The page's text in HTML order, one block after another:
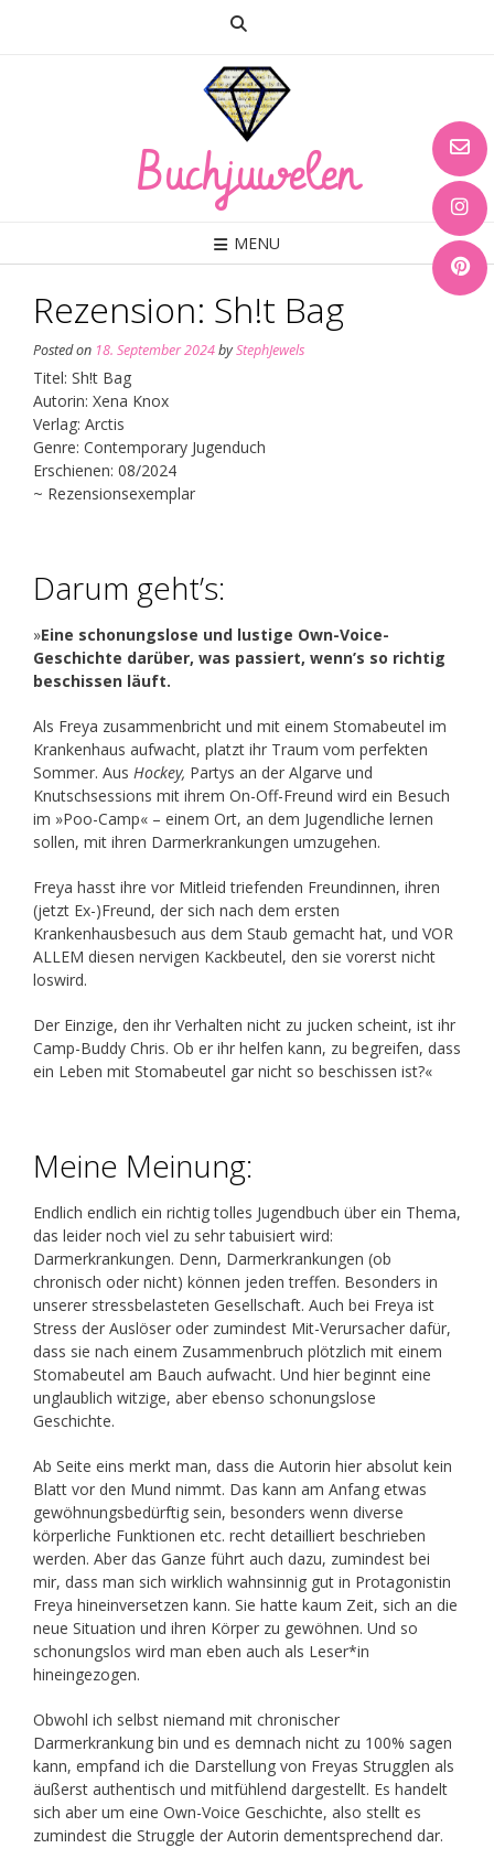
Buchjuwelen
MENU
Rezension: Sh!t Bag
Posted on 18. September 2024byStephJewels
Titel: Sh!t Bag
Autorin: Xena Knox
Verlag: Arctis
Genre: Contemporary Jugenduch
Erschienen: 08/2024
~ Rezensionsexemplar
Darum geht’s:
»Eine schonungslose und lustige Own-Voice-
Geschichte darüber, was passiert, wenn’s so richtig
beschissen läuft.
Als Freya zusammenbricht und mit einem Stomabeutel im
Krankenhaus aufwacht, platzt ihr Traum vom perfekten
Sommer. Aus Hockey, Partys an der Algarve und
Knutschsessions mit ihrem On-Off-Freund wird ein Besuch
im »Poo-Camp« – einem Ort, an dem Jugendliche lernen
sollen, mit ihren Darmerkrankungen umzugehen.
Freya hasst ihre vor Mitleid triefenden Freundinnen, ihren
(jetzt Ex-)Freund, der sich nach dem ersten
Krankenhausbesuch aus dem Staub gemacht hat, und VOR
ALLEM diesen nervigen Kackbeutel, den sie vorerst nicht
loswird.
Der Einzige, den ihr Verhalten nicht zu jucken scheint, ist ihr
Camp-Buddy Chris. Ob er ihr helfen kann, zu begreifen, dass
ein Leben mit Stomabeutel gar nicht so beschissen ist?«
Meine Meinung:
Endlich endlich ein richtig tolles Jugendbuch über ein Thema,
das leider noch viel zu sehr tabuisiert wird:
Darmerkrankungen. Denn, Darmerkrankungen (ob
chronisch oder nicht) können jeden treffen. Besonders in
unserer stressbelasteten Gesellschaft. Auch bei Freya ist
Stress der Auslöser oder zumindest Mit-Verursacher dafür,
dass sie nach einem Zusammenbruch plötzlich mit einem
Stomabeutel am Bauch aufwacht. Und hier beginnt eine
unglaublich witzige, aber ebenso schonungslose
Geschichte.
Ab Seite eins merkt man, dass die Autorin hier absolut kein
Blatt vor den Mund nimmt. Das kann am Anfang etwas
gewöhnungsbedürftig sein, besonders wenn diverse
körperliche Funktionen etc. recht detailliert beschrieben
werden. Aber das Ganze führt auch dazu, zumindest bei
mir, dass man sich wirklich wahnsinnig gut in Protagonistin
Freya hineinversetzen kann. Sie hatte kaum Zeit, sich an die
neue Situation und ihren Körper zu gewöhnen. Und so
schonungslos wird man eben auch als Leser*in
hineingezogen.
Obwohl ich selbst niemand mit chronischer
Darmerkrankung bin und es demnach nicht zu 100% sagen
kann, empfand ich die Darstellung von Freyas Strugglen als
äußerst authentisch und mitfühlend dargestellt. Es handelt
sich aber um eine Own-Voice Geschichte, also stellt es
zumindest die Struggle der Autorin dementsprechend dar.